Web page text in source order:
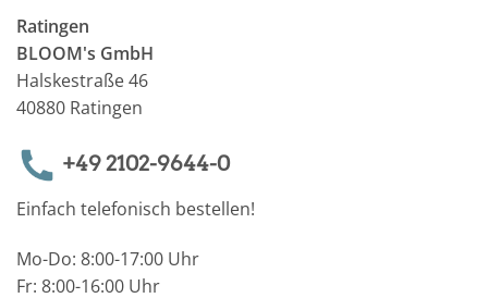
Ratingen
BLOOM's GmbH
Halskestraße 46
40880 Ratingen
+49 2102-9644-0
Einfach telefonisch bestellen!
Mo-Do: 8:00-17:00 Uhr
Fr: 8:00-16:00 Uhr